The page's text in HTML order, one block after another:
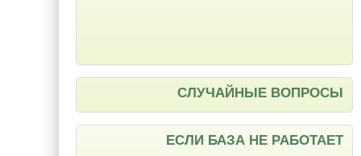
СЛУЧАЙНЫЕ ВОПРОСЫ
ЕСЛИ БАЗА НЕ РАБОТАЕТ